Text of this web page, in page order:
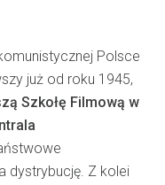
Polsce
już od roku 1945,
Szkołę Filmową w
dystrybucję. Z kolei